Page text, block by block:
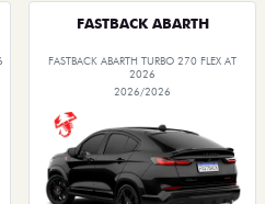
FASTBACK ABARTH
FASTBACK ABARTH TURBO 270 FLEX AT
2026
2026/2026